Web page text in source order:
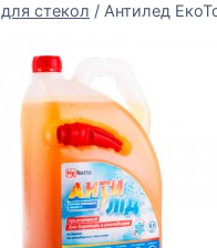
стекол / Антилед